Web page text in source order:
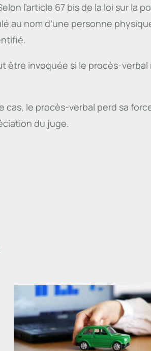
l’article 67 bis de la loi sur la
au nom d’une personne
invoquée si le procès-verbal
cas, le procès-verbal perd sa
du juge.